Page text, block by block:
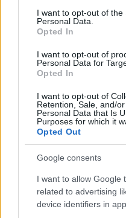
consent section.
I want to opt-out of the
Personal Data.
Opted In
I want to opt-out of
Personal Data for
Opted In
I want to opt-out of
Retention, Sale, and/
Personal Data that Is
Purposes for which it
Opted Out
Google consents
I want to allow Google
related to advertising
device identifiers in
Συμπίπτει με μια
Ελλάδα
της ευρωπαϊκής
αρχιτεκτονικής και
Ευρώπης.
Η κοινή μας
περιορίζεται στη
επίκεντρό της τη
και της κοινωνίας,
ανάπτυξη και την
όλους».